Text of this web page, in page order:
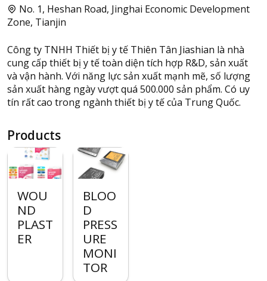
No. 1, Heshan Road, Jinghai Economic Development
Zone, Tianjin
Công ty TNHH Thiết bị y tế Thiên Tân Jiashian là nhà
cung cấp thiết bị y tế toàn diện tích hợp R&D, sản xuất
và vận hành. Với năng lực sản xuất mạnh mẽ, số lượng
sản xuất hàng ngày vượt quá 500.000 sản phẩm. Có uy
tín rất cao trong ngành thiết bị y tế của Trung Quốc.
Products
WOU
ND
PLAST
ER
BLOO
D
PRESS
URE
MONI
TOR